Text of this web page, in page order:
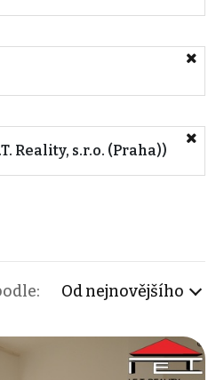
Reality, s.r.o. (Praha))
Od nejnovějšího